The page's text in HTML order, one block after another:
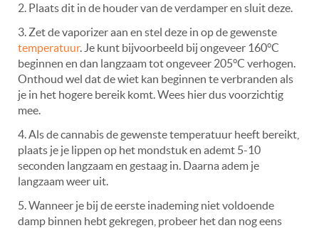
2. Plaats dit in de houder van de verdamper en sluit deze.
3. Zet de vaporizer aan en stel deze in op de gewenste
temperatuur. Je kunt bijvoorbeeld bij ongeveer 160°C
beginnen en dan langzaam tot ongeveer 205°C verhogen.
Onthoud wel dat de wiet kan beginnen te verbranden als
je in het hogere bereik komt. Wees hier dus voorzichtig
mee.
4. Als de cannabis de gewenste temperatuur heeft bereikt,
plaats je je lippen op het mondstuk en ademt 5-10
seconden langzaam en gestaag in. Daarna adem je
langzaam weer uit.
5. Wanneer je bij de eerste inademing niet voldoende
damp binnen hebt gekregen, probeer het dan nog eens